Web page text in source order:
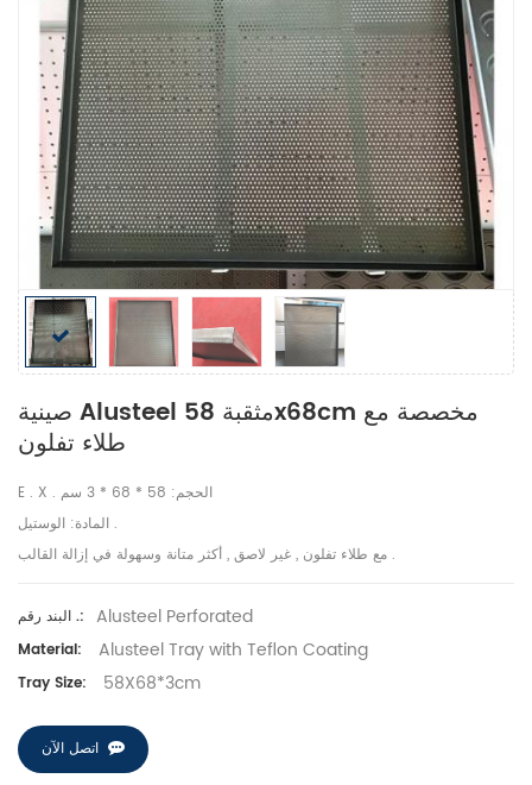
صينية Alusteel مثقبة 58x68cm مخصصة مع
طلاء تفلون
E . X . الحجم: 58 * 68 * 3 سم
المادة: الوستيل .
مع طلاء تفلون , غير لاصق , أكثر متانة وسهولة في إزالة القالب .
البند رقم .: Alusteel Perforated
Material: Alusteel Tray with Teflon Coating
Tray Size: 58X68*3cm
اتصل الآن